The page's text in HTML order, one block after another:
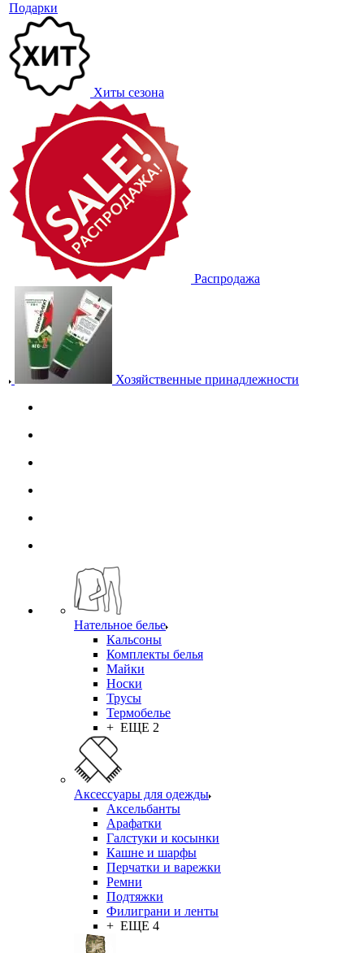
Подарки
Хиты сезона
Распродажа
Хозяйственные принадлежности
Нательное белье
Кальсоны
Комплекты белья
Майки
Носки
Трусы
Термобелье
+ ЕЩЕ 2
Аксессуары для одежды
Аксельбанты
Арафатки
Галстуки и косынки
Кашне и шарфы
Перчатки и варежки
Ремни
Подтяжки
Филиграни и ленты
+ ЕЩЕ 4